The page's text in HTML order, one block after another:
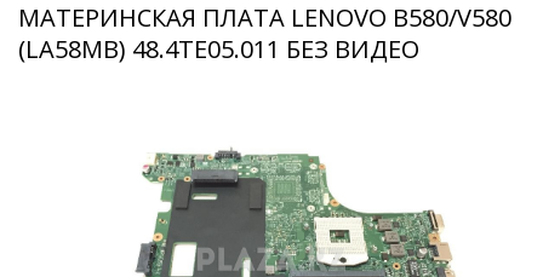
МАТЕРИНСКАЯ ПЛАТА LENOVO B580/V580
(LA58MB) 48.4TE05.011 БЕЗ ВИДЕО